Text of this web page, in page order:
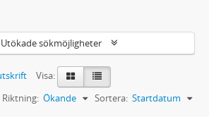
Utökade sökmöjligheter
Visa:
Sortera: Startdatum
Riktning: Ökande